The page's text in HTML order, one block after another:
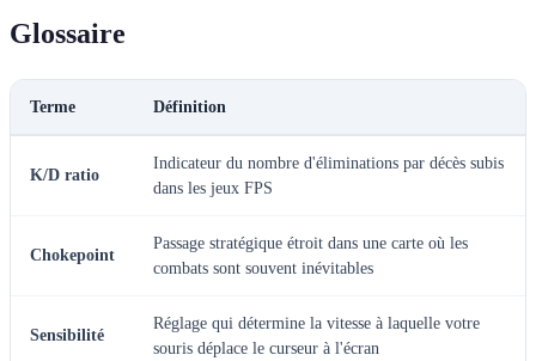
Glossaire
Terme Définition
K/D ratio
Indicateur du nombre d'éliminations par décès subis
dans les jeux FPS
Chokepoint
Passage stratégique étroit dans une carte où les
combats sont souvent inévitables
Sensibilité
Réglage qui détermine la vitesse à laquelle votre
souris déplace le curseur à l'écran